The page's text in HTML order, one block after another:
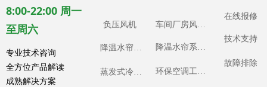
8:00-22:00 周一
至周六
专业技术咨询
全方位产品解读
成熟解决方案
负压风机
降温水帘系统
蒸发式冷风机
车间厂房风机工程案例
降温水帘系统工程案例
环保空调工程案例
在线报修
技术支持
故障排除